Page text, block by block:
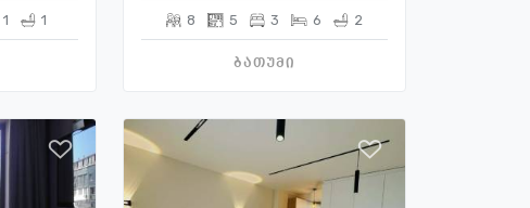
1 1 8 5 3 6 2
ბათუმი